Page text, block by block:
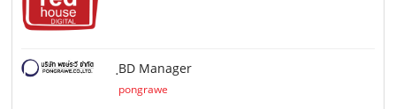
ฺBD Manager
pongrawe